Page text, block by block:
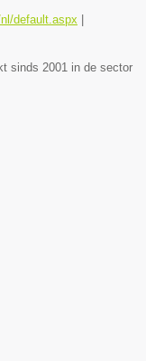
default.aspx |
sinds 2001 in de sector